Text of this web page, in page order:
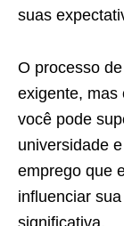
suas
O processo
exigente, mas
você pode
universidade
emprego que
influenciar
significativa.